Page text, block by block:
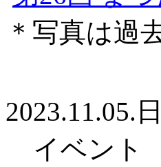
＊写真は過
2023.11.05.日
イベント